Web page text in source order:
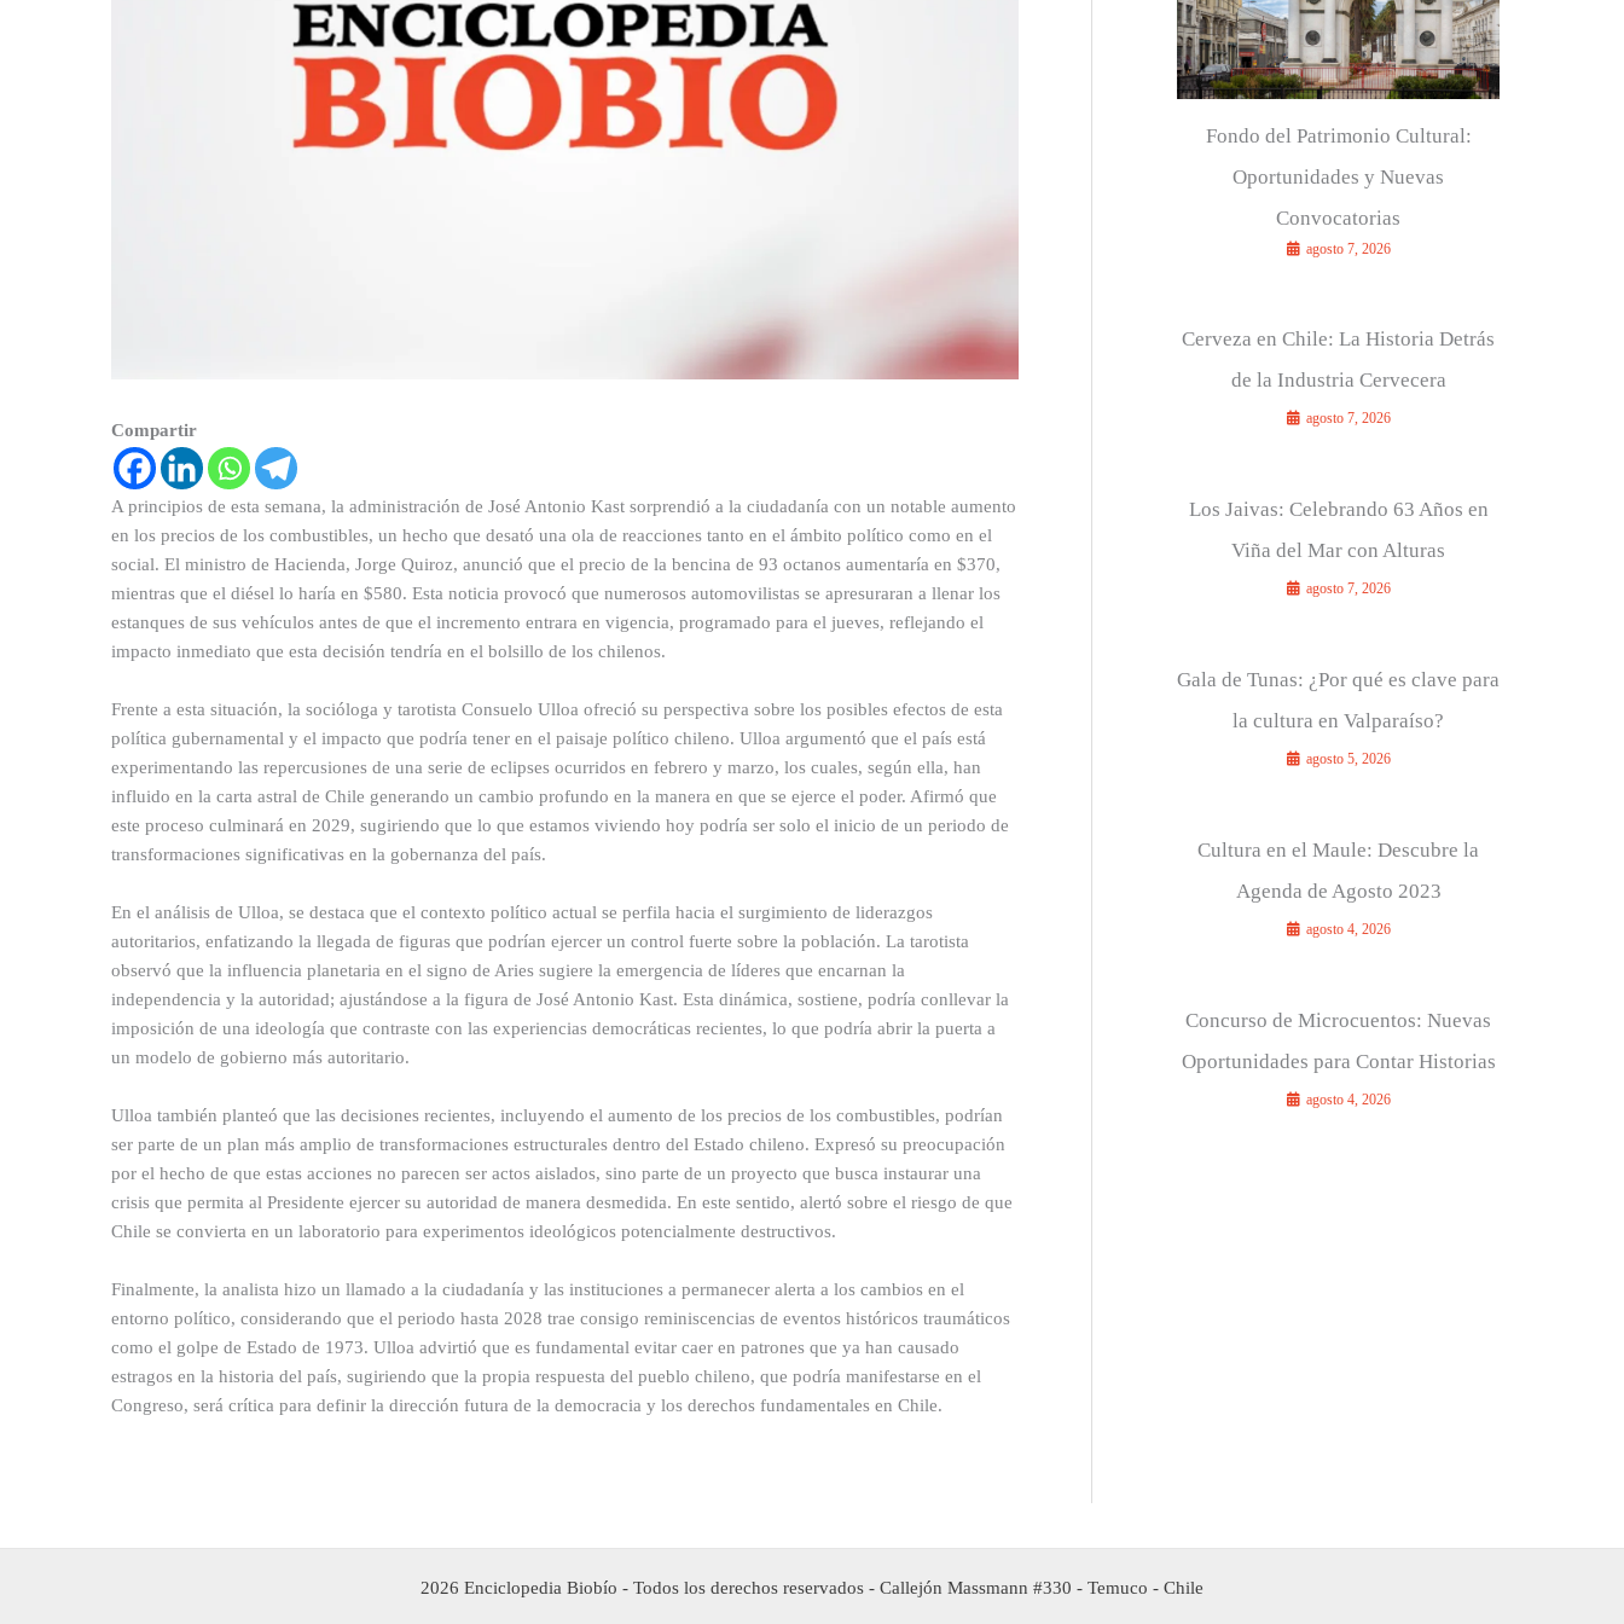
Compartir
A principios de esta semana, la administración de José Antonio Kast sorprendió a la ciudadanía con un notable aumento
en los precios de los combustibles, un hecho que desató una ola de reacciones tanto en el ámbito político como en el
social. El ministro de Hacienda, Jorge Quiroz, anunció que el precio de la bencina de 93 octanos aumentaría en $370,
mientras que el diésel lo haría en $580. Esta noticia provocó que numerosos automovilistas se apresuraran a llenar los
estanques de sus vehículos antes de que el incremento entrara en vigencia, programado para el jueves, reflejando el
impacto inmediato que esta decisión tendría en el bolsillo de los chilenos.
Frente a esta situación, la socióloga y tarotista Consuelo Ulloa ofreció su perspectiva sobre los posibles efectos de esta
política gubernamental y el impacto que podría tener en el paisaje político chileno. Ulloa argumentó que el país está
experimentando las repercusiones de una serie de eclipses ocurridos en febrero y marzo, los cuales, según ella, han
influido en la carta astral de Chile generando un cambio profundo en la manera en que se ejerce el poder. Afirmó que
este proceso culminará en 2029, sugiriendo que lo que estamos viviendo hoy podría ser solo el inicio de un periodo de
transformaciones significativas en la gobernanza del país.
En el análisis de Ulloa, se destaca que el contexto político actual se perfila hacia el surgimiento de liderazgos
autoritarios, enfatizando la llegada de figuras que podrían ejercer un control fuerte sobre la población. La tarotista
observó que la influencia planetaria en el signo de Aries sugiere la emergencia de líderes que encarnan la
independencia y la autoridad; ajustándose a la figura de José Antonio Kast. Esta dinámica, sostiene, podría conllevar la
imposición de una ideología que contraste con las experiencias democráticas recientes, lo que podría abrir la puerta a
un modelo de gobierno más autoritario.
Ulloa también planteó que las decisiones recientes, incluyendo el aumento de los precios de los combustibles, podrían
ser parte de un plan más amplio de transformaciones estructurales dentro del Estado chileno. Expresó su preocupación
por el hecho de que estas acciones no parecen ser actos aislados, sino parte de un proyecto que busca instaurar una
crisis que permita al Presidente ejercer su autoridad de manera desmedida. En este sentido, alertó sobre el riesgo de que
Chile se convierta en un laboratorio para experimentos ideológicos potencialmente destructivos.
Finalmente, la analista hizo un llamado a la ciudadanía y las instituciones a permanecer alerta a los cambios en el
entorno político, considerando que el periodo hasta 2028 trae consigo reminiscencias de eventos históricos traumáticos
como el golpe de Estado de 1973. Ulloa advirtió que es fundamental evitar caer en patrones que ya han causado
estragos en la historia del país, sugiriendo que la propia respuesta del pueblo chileno, que podría manifestarse en el
Congreso, será crítica para definir la dirección futura de la democracia y los derechos fundamentales en Chile.
Fondo del Patrimonio Cultural:
Oportunidades y Nuevas
Convocatorias
agosto 7, 2026
Cerveza en Chile: La Historia Detrás
de la Industria Cervecera
agosto 7, 2026
Los Jaivas: Celebrando 63 Años en
Viña del Mar con Alturas
agosto 7, 2026
Gala de Tunas: ¿Por qué es clave para
la cultura en Valparaíso?
agosto 5, 2026
Cultura en el Maule: Descubre la
Agenda de Agosto 2023
agosto 4, 2026
Concurso de Microcuentos: Nuevas
Oportunidades para Contar Historias
agosto 4, 2026
2026 Enciclopedia Biobío - Todos los derechos reservados - Callejón Massmann #330 - Temuco - Chile